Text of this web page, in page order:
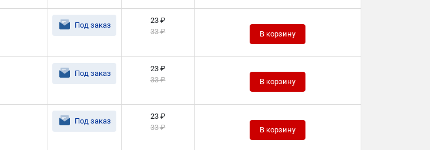
Под заказ
23 ₽
33 ₽
В корзину
Под заказ
23 ₽
33 ₽
В корзину
Под заказ
23 ₽
33 ₽
В корзину